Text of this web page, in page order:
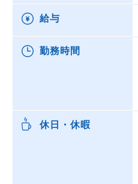
給与
勤務時間
休日・休暇